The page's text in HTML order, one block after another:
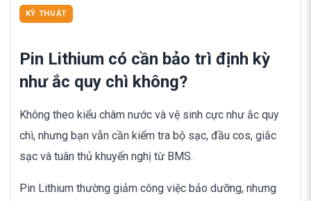
KỸ THUẬT
Pin Lithium có cần bảo trì định kỳ
như ắc quy chì không?
Không theo kiểu châm nước và vệ sinh cực như ắc quy
chì, nhưng bạn vẫn cần kiểm tra bộ sạc, đầu cos, giắc
sạc và tuân thủ khuyến nghị từ BMS.
Pin Lithium thường giảm công việc bảo dưỡng, nhưng